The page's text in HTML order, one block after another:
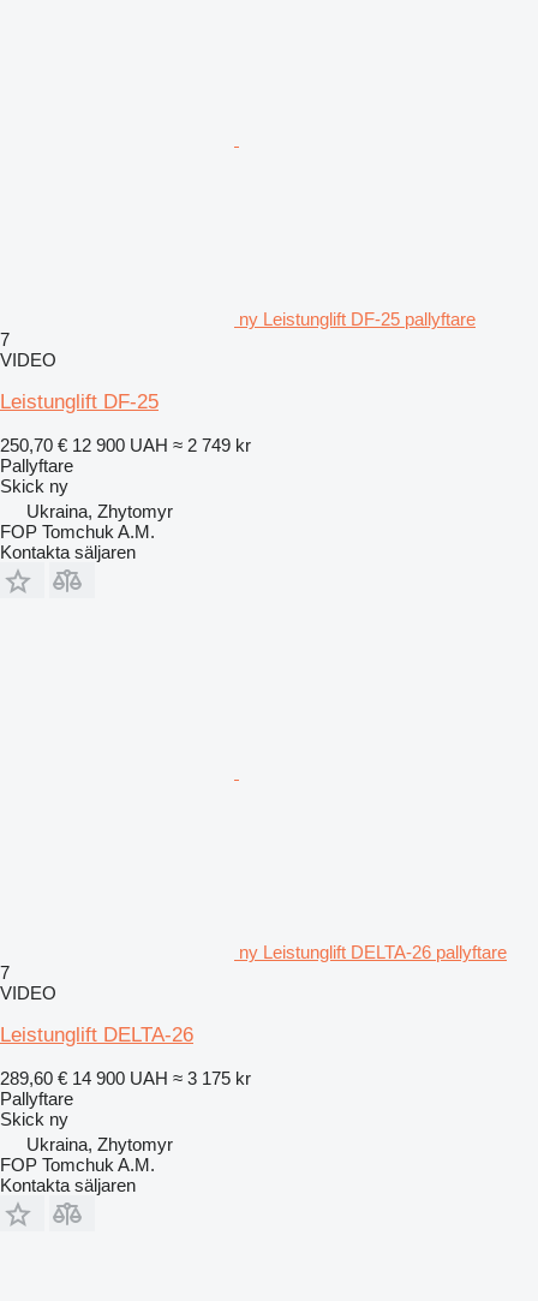
ny Leistunglift DF-25 pallyftare
7
VIDEO
Leistunglift DF-25
250,70 € 12 900 UAH ≈ 2 749 kr
Pallyftare
Skick ny
Ukraina, Zhytomyr
FOP Tomchuk A.M.
Kontakta säljaren
ny Leistunglift DELTA-26 pallyftare
7
VIDEO
Leistunglift DELTA-26
289,60 € 14 900 UAH ≈ 3 175 kr
Pallyftare
Skick ny
Ukraina, Zhytomyr
FOP Tomchuk A.M.
Kontakta säljaren